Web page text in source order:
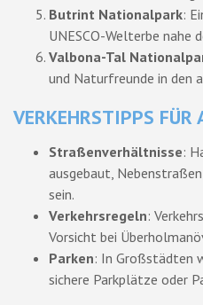
Butrint Nationalpark:
UNESCO-Welterbe nahe
Valbona-Tal
und Naturfreunde in den
VERKEHRSTIPPS FÜR
Straßenverhältnisse:
ausgebaut,
sein.
Verkehrsregeln:
Vorsicht bei
Parken: In Großstädten
sichere Parkplätze oder